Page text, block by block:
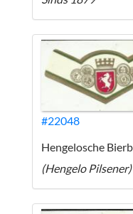
#22048
Hengelosche
(Hengelo Pilsener)